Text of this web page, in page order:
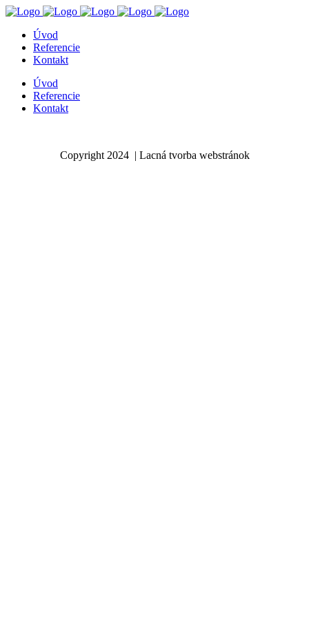
Úvod
Referencie
Kontakt
Úvod
Referencie
Kontakt
Copyright 2024 | Lacná tvorba webstránok